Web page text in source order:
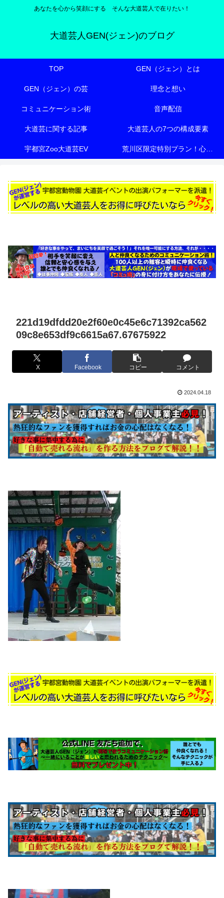
あなたを心から笑顔にする そんな大道芸人で在りたい！
大道芸人GEN(ジェン)のブログ
TOP GEN（ジェン）とは
GEN（ジェン）の芸 理念と想い
コミュニケーション術 音声配信
大道芸に関する記事 大道芸人の7つの構成要素
宇都宮Zoo大道芸EV 荒川区限定特別プラン！心も体も元気にする『有料老人ホーム向け特別エンターテイメント』
221d19dfdd20e2f60e0c45e6c71392ca562
09c8e653df9c6615a67.67675922
X Facebook コピー コメント
2024.04.18